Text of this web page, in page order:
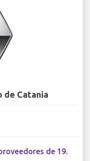
de Catania
de 19.